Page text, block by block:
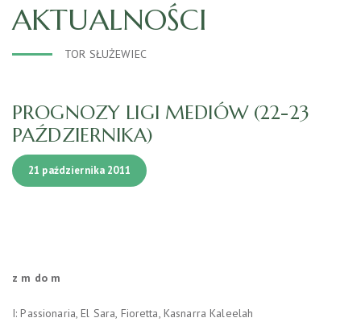
AKTUALNOŚCI
TOR SŁUŻEWIEC
PROGNOZY LIGI MEDIÓW (22-23
PAŹDZIERNIKA)
21 października 2011
z m do m
I: Passionaria, El Sara, Fioretta, Kasnarra Kaleelah